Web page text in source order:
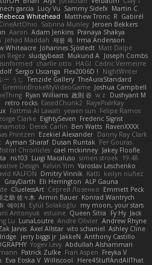
garcia Lucy Vu Sammy Sidefx Martin C
Rebecca Whitehead Matthew Tronc R Gabirél
CineArtOhio Sabrina Munley Jeroen Bekkers
Aaron Adam Jenkins Pranaya Shakya
Jehad Maddah 재윤 옥 Irma Andersson
Whiteacre Johannes Sjöstedt Matt Dalpé
Regez sludgybeast Mukund A Joseph Combs
charlie otto HAGI Cédric Vermeirre
Sergio Uscanga Flex2006D !
NightWriter
ー うじ Tenzide Gallery TheAuraStandard
GremlinBrokeMyVideoGame Joshua Campbell
Ryan Williams 政則 谷 w z
Dushyant M
retro rocks EasedChunk2 RayePixlrKay
Fattma Al Lawati yewen sun Felipe Ramos
Clarke EightySeven Frederic Sigrist
Derek Carlin Ben Watts RavenXXXX
Printzen Ezekiel Alexander Danny Ray Clark
Ayman Sharaf Dusan Runtak Per Gouras
Chronicles cael mckinney Jakey Floofle
ns103 Luigi Macaluso simen stroek 19:48
Design Kelvin Yim Yaroslav Leschenko
KALFON Dmitry Vinnik Katti keilyn nuñez
GrayDarth Eli Herrington ALP Gauna
CluelessArt Cергей Лозенко Emmett Peck
之助 佐々木 Armin Bauer Konrad Wantrych
에이지 Eylül Solakoğlu
my moon, your stars
Antonyuk estuine Queen Sitra Fy Hy Jack
Lu LunaLoutre Andre Olivier Andrew Rhyne
Jarvis Axel Allstar vito schaniel Ashley Cline
jerry biggs jr JakkeN Anthony Castillo
Yogev Levy Abdullah Alshammari
Patrick Zulke Fran Aspen Freyka V
Eva Eoska V Williscool
Here4StuffAndAllThat